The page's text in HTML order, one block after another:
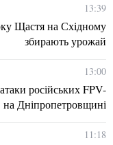
13:39
Щастя на Східному
збирають урожай
13:00
російських FPV-
на Дніпропетровщині
11:18